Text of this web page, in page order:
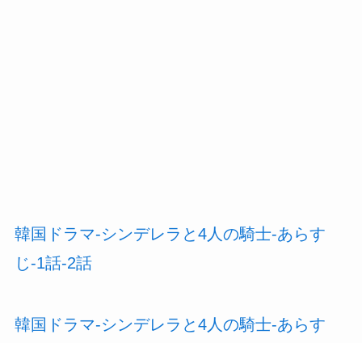
韓国ドラマ-シンデレラと4人の騎士-あらす
じ-1話-2話
韓国ドラマ-シンデレラと4人の騎士-あらす